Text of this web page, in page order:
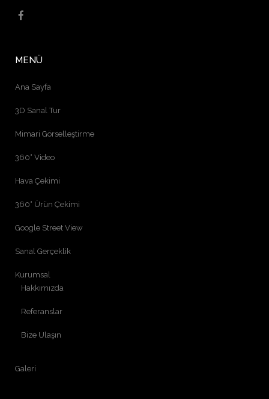
MENÜ
Ana Sayfa
3D Sanal Tur
Mimari Görselleştirme
360° Video
Hava Çekimi
360° Ürün Çekimi
Google Street View
Sanal Gerçeklik
Kurumsal
Hakkımızda
Referanslar
Bize Ulaşın
Galeri